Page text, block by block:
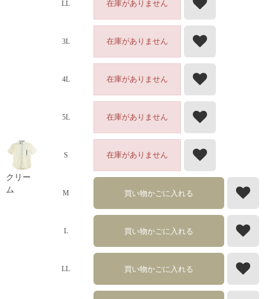
LL 在庫がありません
3L 在庫がありません
4L 在庫がありません
5L 在庫がありません
クリー
ム
S 在庫がありません
M 買い物かごに入れる
L 買い物かごに入れる
LL 買い物かごに入れる